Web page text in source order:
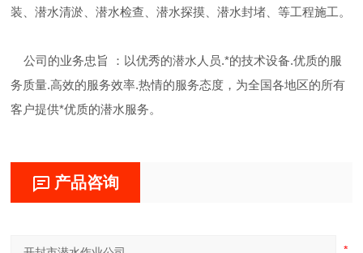
装、潜水清淤、潜水检查、潜水探摸、潜水封堵、等工程施工。
公司的业务忠旨 ：以优秀的潜水人员.*的技术设备.优质的服
务质量.高效的服务效率.热情的服务态度，为全国各地区的所有
客户提供*优质的潜水服务。
产品咨询